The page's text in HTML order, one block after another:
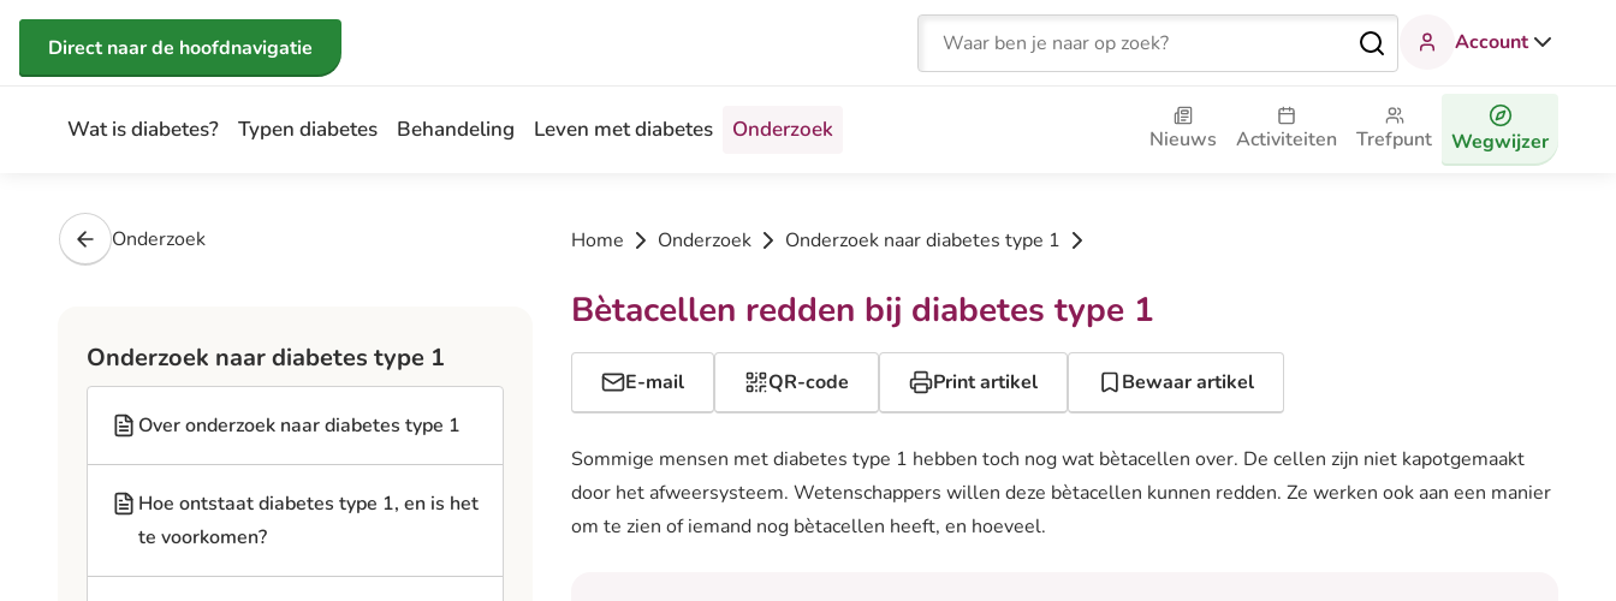
Direct naar de inhoud
Direct naar de hoofdnavigatie
Zoeken Account
Wat is diabetes? Typen diabetes Behandeling Leven met diabetes Onderzoek Nieuws Activiteiten Trefpunt Wegwijzer
Onderzoek
Onderzoek naar diabetes type 1
Over onderzoek naar diabetes type 1
Hoe ontstaat diabetes type 1, en is het
te voorkomen?
Home Onderzoek Onderzoek naar diabetes type 1
Bètacellen redden bij diabetes type 1
E-mail QR-code Print artikel Bewaar artikel
Sommige mensen met diabetes type 1 hebben toch nog wat bètacellen over. De cellen zijn niet kapotgemaakt
door het afweersysteem. Wetenschappers willen deze bètacellen kunnen redden. Ze werken ook aan een manier
om te zien of iemand nog bètacellen heeft, en hoeveel.